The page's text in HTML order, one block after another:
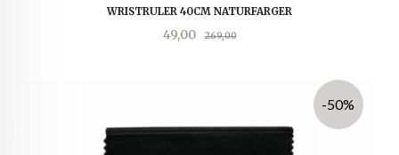
WRISTRULER 40CM NATURFARGER
Tilbud
49,00 269,00Rabatt
-50%